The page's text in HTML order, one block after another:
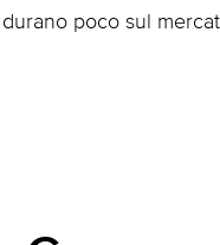
poco sul